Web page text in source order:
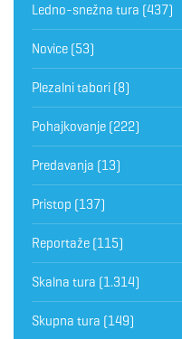
Ledno-snežna tura (437)
Novice (53)
Plezalni tabori (8)
Pohajkovanje (222)
Predavanja (13)
Pristop (137)
Reportaže (115)
Skalna tura (1.314)
Skupna tura (149)